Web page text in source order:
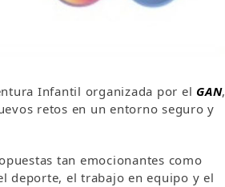
Infantil organizada por el GAN,
retos en un entorno seguro y
tan emocionantes como
deporte, el trabajo en equipo y el